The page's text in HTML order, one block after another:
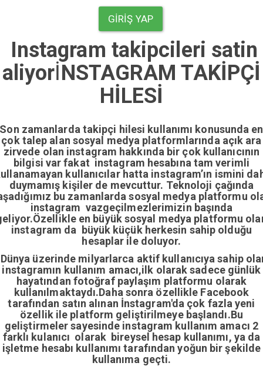
GIRIŞ YAP
Instagram takipcileri satin
aliyorİNSTAGRAM TAKİPÇİ
HİLESİ
Son zamanlarda takipçi hilesi kullanımı konusunda en
çok talep alan sosyal medya platformlarında açık ara
zirvede olan instagram hakkında bir çok kullanıcının
bilgisi var fakat instagram hesabına tam verimli
kullanıcılar hatta instagram’ın ismini
duymamış kişiler de mevcuttur. Teknoloji çağında
bu zamanlarda sosyal medya platformu
instagram vazgeçilmezlerimizin başında
en büyük sosyal medya platformu
instagram da büyük küçük herkesin sahip olduğu
hesaplar ile doluyor.
üzerinde milyarlarca aktif kullanıcıya sahip
instagramın kullanım amacı,ilk olarak sadece günlük
hayatından fotoğraf paylaşım platformu olarak
kullanılmaktaydı.Daha sonra özellikle Facebook
tarafından satın alınan İnstagram'da çok fazla yeni
özellik ile platform geliştirilmeye başlandı.Bu
geliştirmeler sayesinde instagram kullanım amacı 2
farklı kulanıcı olarak bireysel hesap kullanımı, ya da
işletme hesabı kullanımı tarafından yoğun bir şekilde
kullanıma geçti.